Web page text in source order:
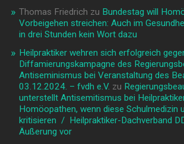
Thomas Friedrich zu Bundestag will
Vorbeigehen streichen: Auch im
in drei Stunden kein Wort dazu
Heilpraktiker wehren sich erfolgreich
Diffamierungskampagne des
Antiseminismus bei Veranstaltung des
03.12.2024. – fvdh e.V. zu
unterstellt Antisemitismus bei
Homöopathen, wenn diese Schulmedizin
kritisieren / Heilpraktiker-Dachverband
Äußerung vor